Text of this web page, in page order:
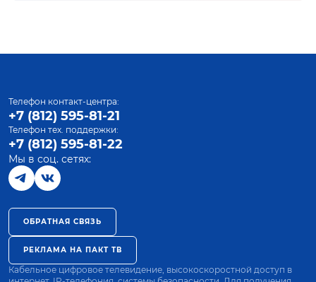
Телефон контакт-центра:
+7 (812) 595-81-21
Телефон тех. поддержки:
+7 (812) 595-81-22
Мы в соц. сетях:
ОБРАТНАЯ СВЯЗЬ
РЕКЛАМА НА ПАКТ ТВ
Кабельное цифровое телевидение, высокоскоростной доступ в